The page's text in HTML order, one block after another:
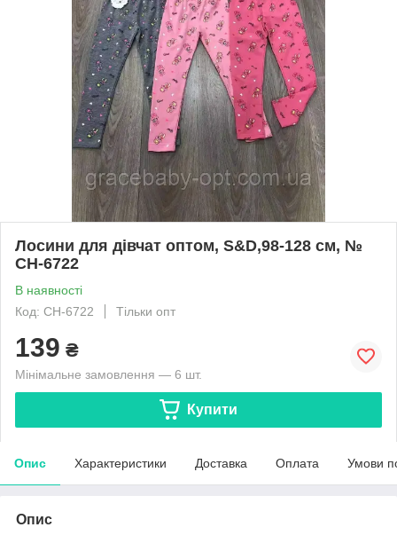
Лосини для дівчат оптом, S&D,98-128 см, №
CH-6722
В наявності
Код: CH-6722
Тільки опт
139 ₴
Мінімальне замовлення — 6 шт.
Купити
Опис Характеристики Доставка Оплата Умови
Опис